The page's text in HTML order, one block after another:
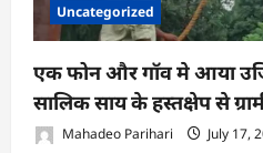
Uncategorized
एक फोन और गॉव मे आया
सालिक साय के हस्तक्षेप से
Mahadeo Parihari July 17,